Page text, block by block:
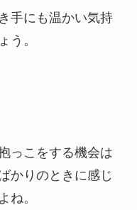
手にも温かい気持
う。
っこをする機会は
かりのときに感じ
ね。